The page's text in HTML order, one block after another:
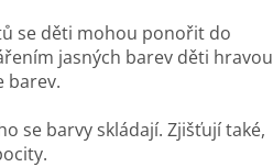
se děti mohou ponořit do
jasných barev děti hravou
barev.
se barvy skládají. Zjišťují také,